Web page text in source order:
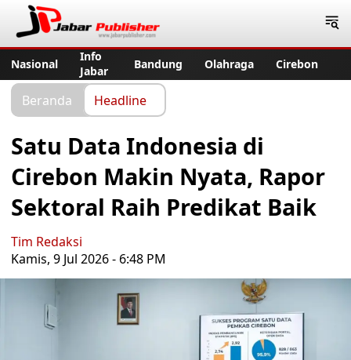
Nasional
Info
Jabar
Bandung Olahraga Cirebon
Beranda Headline
Satu Data Indonesia di
Cirebon Makin Nyata, Rapor
Sektoral Raih Predikat Baik
Tim Redaksi
Kamis, 9 Jul 2026 - 6:48 PM